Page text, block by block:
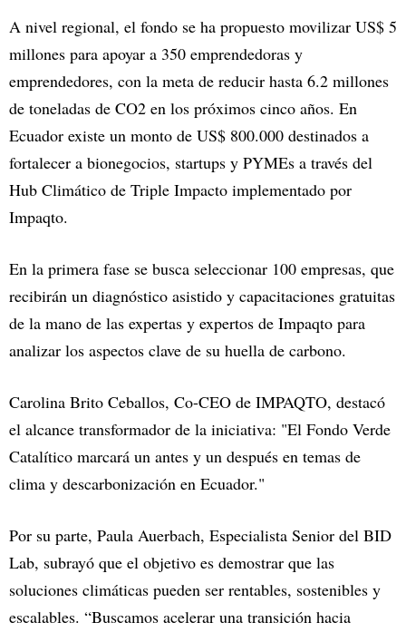
A nivel regional, el fondo se ha propuesto movilizar US$ 5
millones para apoyar a 350 emprendedoras y
emprendedores, con la meta de reducir hasta 6.2 millones
de toneladas de CO2 en los próximos cinco años. En
Ecuador existe un monto de US$ 800.000 destinados a
fortalecer a bionegocios, startups y PYMEs a través del
Hub Climático de Triple Impacto implementado por
Impaqto.
En la primera fase se busca seleccionar 100 empresas, que
recibirán un diagnóstico asistido y capacitaciones gratuitas
de la mano de las expertas y expertos de Impaqto para
analizar los aspectos clave de su huella de carbono.
Carolina Brito Ceballos, Co-CEO de IMPAQTO, destacó
el alcance transformador de la iniciativa: "El Fondo Verde
Catalítico marcará un antes y un después en temas de
clima y descarbonización en Ecuador."
Por su parte, Paula Auerbach, Especialista Senior del BID
Lab, subrayó que el objetivo es demostrar que las
soluciones climáticas pueden ser rentables, sostenibles y
escalables. “Buscamos acelerar una transición hacia